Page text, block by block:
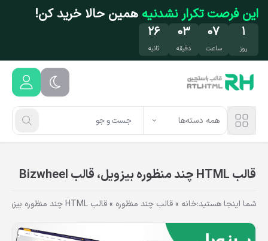
رفتن به محتوای اصلی
این فرصت تکرار نشدنیه همین حالا خرید کن!
۱
روز
۰۷
ساعت
۰۳
دقیقه
۲۵
ثانیه
همه دسته‌ها
قالب HTML چند منظوره بیزویل، قالب Bizwheel
شما اینجا هستید:خانه »قالب چند منظوره »قالب HTML چند منظوره بیزویل، قالب Bizwheel